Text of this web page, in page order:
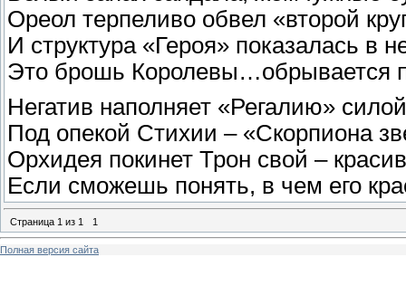
Ореол терпеливо обвел «второй
И структура «Героя» показалась в
Это брошь Королевы…обрывается
Негатив наполняет «Регалию»
Под опекой Стихии – «Скорпиона
Орхидея покинет Трон свой –
Если сможешь понять, в чем его
Страница 1 из 1 1
Полная версия сайта